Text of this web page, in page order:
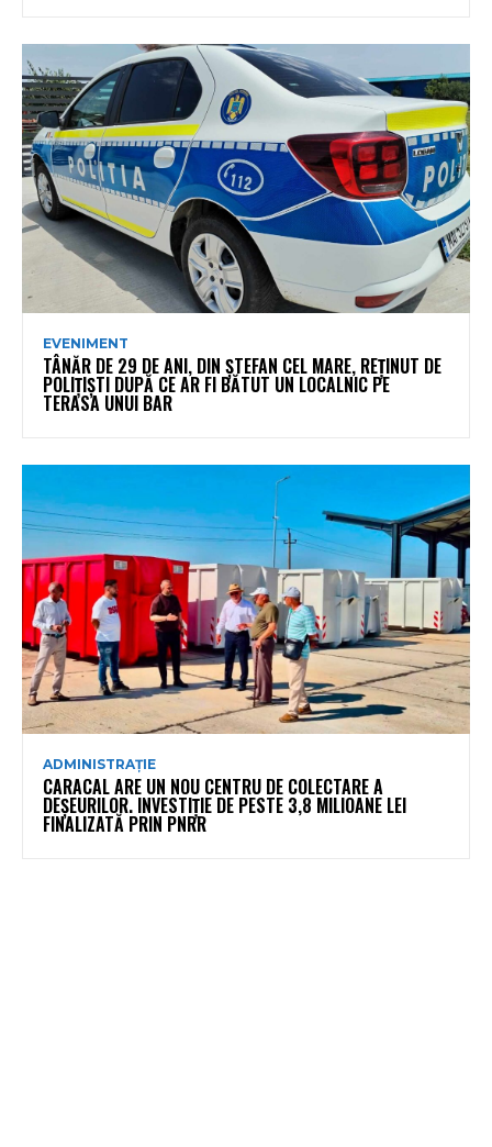
EVENIMENT
TÂNĂR DE 29 DE ANI, DIN ȘTEFAN CEL MARE, REȚINUT DE
POLIȚIȘTI DUPĂ CE AR FI BĂTUT UN LOCALNIC PE
TERASA UNUI BAR
ADMINISTRAȚIE
CARACAL ARE UN NOU CENTRU DE COLECTARE A
DEȘEURILOR. INVESTIȚIE DE PESTE 3,8 MILIOANE LEI
FINALIZATĂ PRIN PNRR